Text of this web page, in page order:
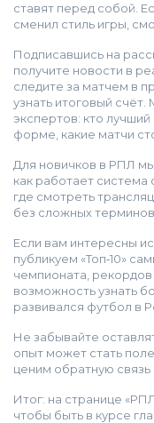
ставят перед собой.
сменил стиль игры,
Подписавшись на
получите новости в
следите за матчем в
узнать итоговый
экспертов: кто
форме, какие матчи
Для новичков в РПЛ мы
как работает система
где смотреть
без сложных терминов.
Если вам интересны
публикуем «Топ‑10»
чемпионата,
возможность узнать
развивался футбол в
Не забывайте
опыт может стать
ценим обратную связь
Итог: на странице
чтобы быть в курсе